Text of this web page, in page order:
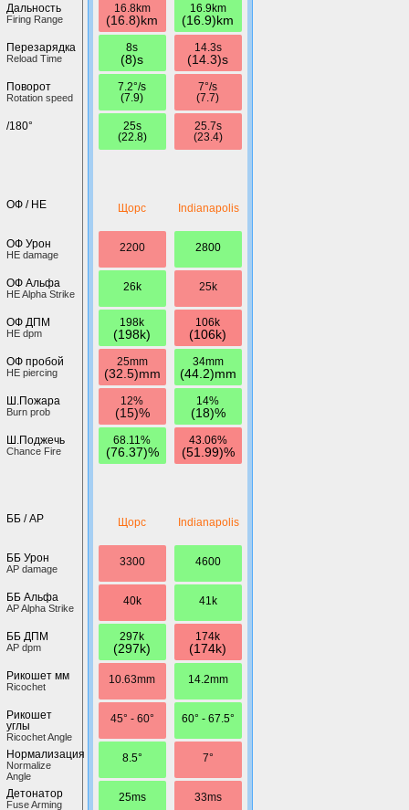
Дальность
Firing Range
Перезарядка
Reload Time
Поворот
Rotation speed
/180°
ОФ / HE
ОФ Урон
HE damage
ОФ Альфа
HE Alpha Strike
ОФ ДПМ
HE dpm
ОФ пробой
HE piercing
Ш.Пожара
Burn prob
Ш.Поджечь
Chance Fire
ББ / AP
ББ Урон
AP damage
ББ Альфа
AP Alpha Strike
ББ ДПМ
AP dpm
Рикошет мм
Ricochet
Рикошет
углы
Ricochet Angle
Нормализация
Normalize
Angle
Детонатор
Fuse Arming
16.8km
(16.8)km
8s
(8)s
7.2°/s
(7.9)
25s
(22.8)
Щорс
2200
26k
198k
(198k)
25mm
(32.5)mm
12%
(15)%
68.11%
(76.37)%
Щорс
3300
40k
297k
(297k)
10.63mm
45° - 60°
8.5°
25ms
16.9km
(16.9)km
14.3s
(14.3)s
7°/s
(7.7)
25.7s
(23.4)
Indianapolis
2800
25k
106k
(106k)
34mm
(44.2)mm
14%
(18)%
43.06%
(51.99)%
Indianapolis
4600
41k
174k
(174k)
14.2mm
60° - 67.5°
7°
33ms